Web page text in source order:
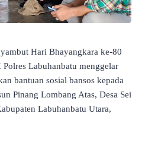
Hari Bhayangkara ke-80
Labuhanbatu menggelar
bantuan sosial bansos kepada
Pinang Lombang Atas, Desa Sei
Labuhanbatu Utara,